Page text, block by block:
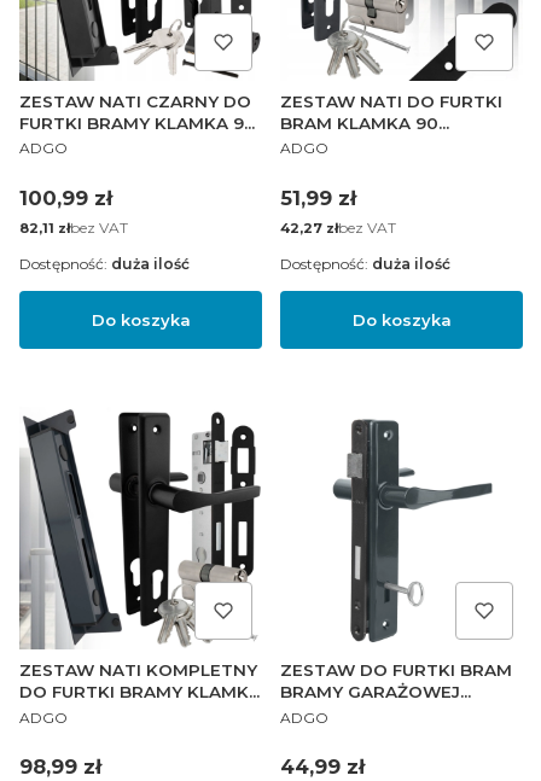
ZESTAW NATI CZARNY DO
FURTKI BRAMY KLAMKA 90
ZAMEK 90/22 WKŁADKA
PRODUCENT
ADGO
Cena
100,99 zł
Cena
82,11 złbez VAT
Do koszyka
Dostępność: duża ilość
ZESTAW NATI DO FURTKI
BRAM KLAMKA 90
ANTRACYT ZAMEK 90/22
PRODUCENT
ADGO
Cena
51,99 zł
Cena
42,27 złbez VAT
Do koszyka
Dostępność: duża ilość
ZESTAW NATI KOMPLETNY
DO FURTKI BRAMY KLAMKA
90 ZAMEK 90/22 WKŁADKA
PRODUCENT
ADGO
Cena
98,99 zł
ZESTAW DO FURTKI BRAM
BRAMY GARAŻOWEJ
KLAMKA 90 KLUCZ GRAFIT
PRODUCENT
ADGO
Cena
44,99 zł